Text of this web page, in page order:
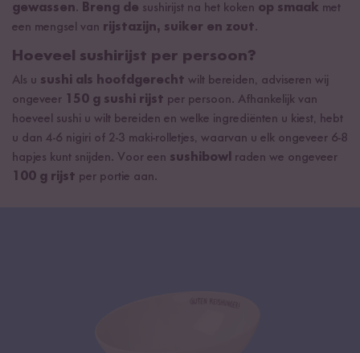
gewassen. Breng de sushirijst na het koken op smaak met
een mengsel van rijstazijn, suiker en zout.
Hoeveel sushirijst per persoon?
Als u sushi als hoofdgerecht wilt bereiden, adviseren wij
ongeveer
150 g sushi rijst per persoon. Afhankelijk van
hoeveel sushi u wilt bereiden en welke ingrediënten u kiest, hebt
u dan 4-6 nigiri of 2-3 maki-rolletjes, waarvan u elk ongeveer 6-8
hapjes kunt snijden. Voor een sushibowl raden we ongeveer
100 g rijst per portie aan.